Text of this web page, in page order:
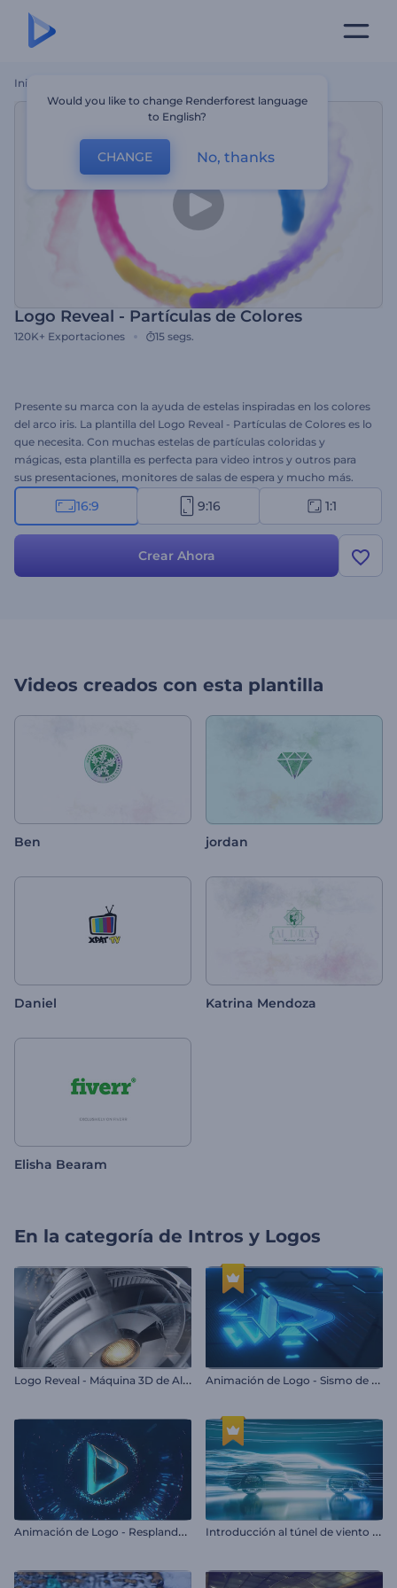
Inicio
Logo Reveal - Partículas de Colores
120K+ Exportaciones 15 segs.
Presente su marca con la ayuda de estelas inspiradas en los colores
del arco iris. La plantilla del Logo Reveal - Partículas de Colores es lo
que necesita. Con muchas estelas de partículas coloridas y
mágicas, esta plantilla es perfecta para video intros y outros para
sus presentaciones, monitores de salas de espera y mucho más.
Simplemente cargue su logo sobre un fondo transparente, elija el
tono de color e impresione a su audiencia. ¡Obtenga un video
16:9 9:16 1:1
Crear Ahora
Videos creados con esta plantilla
Ben jordan
Daniel Katrina Mendoza
Elisha Bearam
En la categoría de Intros y Logos
L
ogo Reveal - Máquina 3D de Alta Tecnología A
nimación de Logo - Sismo de Neón
A
nimación de Logo - Resplandor de Neón I
ntroducción al túnel de viento automotriz
Would you like to change Renderforest language
to English?
CHANGE No, thanks